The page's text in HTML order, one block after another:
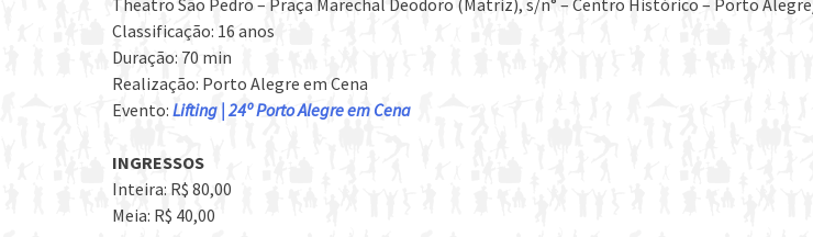
Classificação: 16 anos
Duração: 70 min
Realização: Porto Alegre em Cena
Evento: Lifting | 24º Porto Alegre em Cena
INGRESSOS
Inteira: R$ 80,00
Meia: R$ 40,00